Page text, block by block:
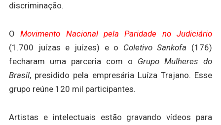
discriminação.
OMovimento Nacional pela Paridade no Judiciário
(1.700 juízas e juízes) e o ColetivoSankofa (176)
fecharam uma parceria com o Grupo Mulheres do
Brasil, presidido pela empresária Luíza Trajano. Esse
grupo reúne 120 mil participantes.
Artistas e intelectuais estão gravando vídeos para